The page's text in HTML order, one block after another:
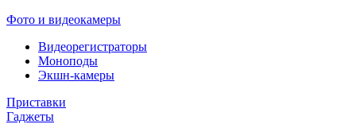
Фото и видеокамеры
Видеорегистраторы
Моноподы
Экшн-камеры
Приставки
Гаджеты